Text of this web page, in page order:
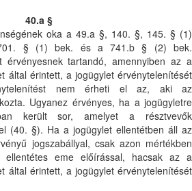
40.a §
oka a 49.a §, 140. §, 145. § (1)
§ (1) bek. és a 741.b § (2) bek.
érvényesnek tartandó, amennyiben az a
által érintett, a jogügylet érvénytelenítését
nem érheti el az, aki az
Ugyanez érvényes, ha a jogügyletre
került sor, amelyet a résztvevők
(40. §). Ha a jogügylet ellentétben áll az
jogszabállyal, csak azon mértékben
ellentétes eme előírással, hacsak az a
által érintett, a jogügylet érvénytelenítését